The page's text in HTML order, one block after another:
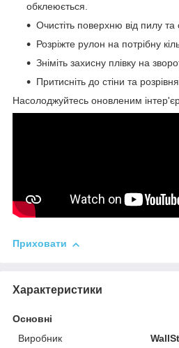
обклеюється.
Очистіть поверхню від пилу та
Розріжте рулон на потрібну
Зніміть захисну плівку на
Притисніть до стіни та
Насолоджуйтесь оновленим
Приховати
Характеристики
Основні
Виробник